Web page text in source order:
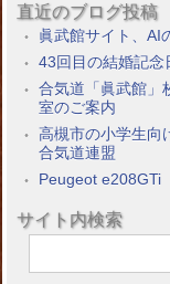
直近のブログ投稿
眞武館サイト、AI
43回目の結婚記念
合気道「眞武館」
室のご案内
高槻市の小学生向
合気道連盟
Peugeot e208GTi
サイト内検索